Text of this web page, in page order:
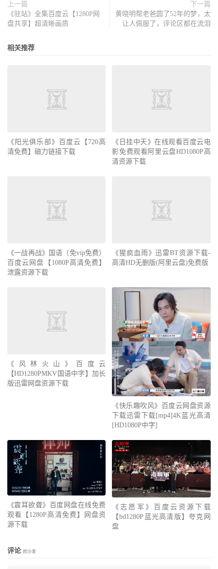
上一篇
《驻站》全集百度云【1280P网
盘共享】超清晰画质
下一篇
黄晓明帮老爸圆了52年的梦，太
让人佩服了，评论区都在流泪
相关推荐
《阳光俱乐部》百度云【720高
清免费】磁力链接下载
《日挂中天》在线观看百度云电
影免费观看阿里云盘HD1080P高
清资源下载
《一战再战》国语（免vip免费）
百度云网盘【1080P高清免费】
泄露资源下载
《猩疯血雨》迅雷BT资源下载-
高清HD无删版(阿里云盘)免费版
《风林火山》百度云
【HD1280PMKV国语中字】加长
版迅雷网盘资源下载
《快乐趣吹风》百度云网盘资源
下载迅雷下载[mp4]4K蓝光高清
[HD1080P中字]
《震耳欲聋》百度网盘在线免费
观看【1280P高清免费】网盘资
源下载
《志愿军》百度云资源下载
【bd1280P蓝光高清版】夸克网
盘
评论 抢沙发